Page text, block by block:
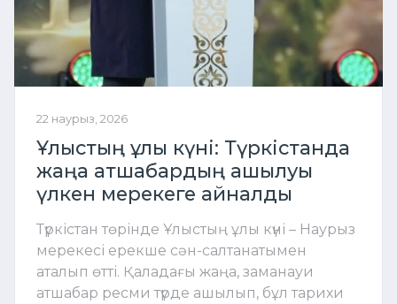
22 наурыз, 2026
Ұлыстың ұлы күні: Түркістанда
жаңа атшабардың ашылуы
үлкен мерекеге айналды
Түркістан төрінде Ұлыстың ұлы күні – Наурыз
мерекесі ерекше сән-салтанатымен
аталып өтті. Қаладағы жаңа, заманауи
атшабар ресми түрде ашылып, бұл тарихи